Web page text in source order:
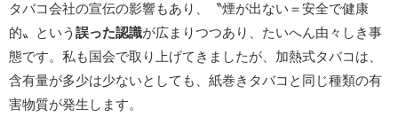
タバコ会社の宣伝の影響もあり、〝煙が出ない＝安全で健康
的〟という 誤った認識が広まりつつあり、たいへん由々しき事
態です。私も国会で取り上げてきましたが、加熱式タバコは、
含有量が多少は少ないとしても、紙巻きタバコと同じ種類の有
害物質が発生します。